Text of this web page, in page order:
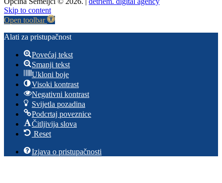
Skip to content
Open toolbar
Alati za pristupačnost
Povećaj tekst
Smanji tekst
Ukloni boje
Visoki kontrast
Negativni kontrast
Svijetla pozadina
Podcrtaj poveznice
Čitljivija slova
Reset
Izjava o pristupačnosti